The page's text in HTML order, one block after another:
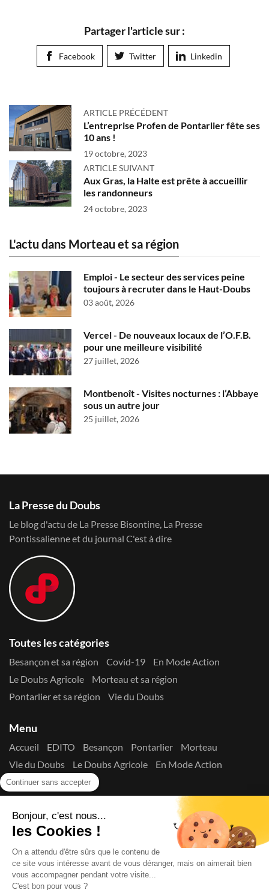
Continuer sans accepter
Bonjour, c'est nous...
les Cookies !
On a attendu d'être sûrs que le contenu de
ce site vous intéresse avant de vous déranger, mais on aimerait bien
vous accompagner pendant votre visite...
C'est bon pour vous ?
Partager l'article sur :
Facebook Twitter Linkedin
ARTICLE PRÉCÉDENT
L’entreprise Profen de Pontarlier fête ses
10 ans !
19 octobre, 2023
ARTICLE SUIVANT
Aux Gras, la Halte est prête à accueillir
les randonneurs
24 octobre, 2023
L'actu dans Morteau et sa région
Emploi - Le secteur des services peine
toujours à recruter dans le Haut-Doubs
03 août, 2026
Vercel - De nouveaux locaux de l’O.F.B.
pour une meilleure visibilité
27 juillet, 2026
Montbenoît - Visites nocturnes : l’Abbaye
sous un autre jour
25 juillet, 2026
La Presse du Doubs
Le blog d'actu de La Presse Bisontine, La Presse
Pontissalienne et du journal C'est à dire
Toutes les catégories
Besançon et sa région Covid-19
En Mode Action
Le Doubs Agricole
Morteau et sa région
Pontarlier et sa région
Vie du Doubs
Menu
Accueil EDITO Besançon Pontarlier
Morteau
Vie du Doubs
Le Doubs Agricole
En Mode Action
Contactez-nous !
Suivez-nous sur les réseaux